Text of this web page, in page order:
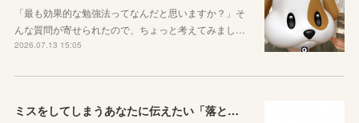
「最も効果的な勉強法ってなんだと思いますか？」そ
んな質問が寄せられたので、ちょっと考えてみまし…
2026.07.13 15:05
ミスをしてしまうあなたに伝えたい「落とし穴がある道は早歩きしない」ということ